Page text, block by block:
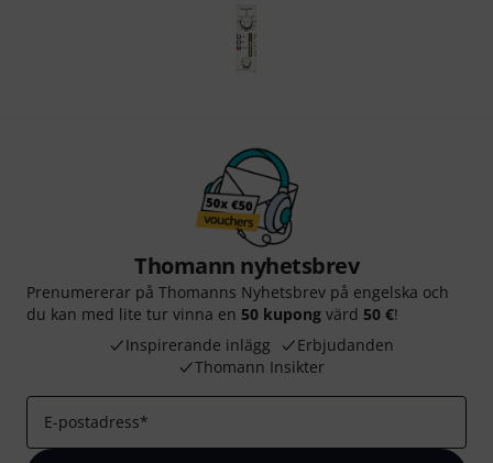
Thomann nyhetsbrev
Prenumererar på Thomanns Nyhetsbrev på engelska och
du kan med lite tur vinna en 50 kupong värd 50 €!
Inspirerande inlägg
Erbjudanden
Thomann Insikter
E-postadress*